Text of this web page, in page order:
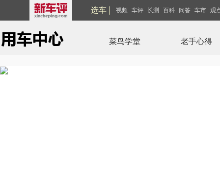
选车 视频 车评 长测 百科 问答 车市 观
菜鸟学堂 老手心得